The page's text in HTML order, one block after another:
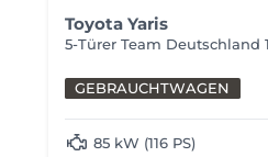
Toyota Yaris
5-Türer Team Deutschland 1,5-l-VVT-iE Hybrid
GEBRAUCHTWAGEN
85 kW (116 PS)